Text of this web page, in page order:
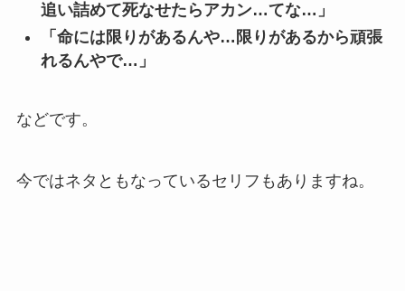
追い詰めて死なせたらアカン…てな…」
「命には限りがあるんや…限りがあるから頑張
れるんやで…」
などです。
今ではネタともなっているセリフもありますね。